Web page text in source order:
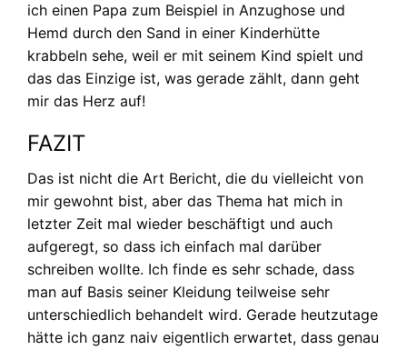
ich einen Papa zum Beispiel in Anzughose und
Hemd durch den Sand in einer Kinderhütte
krabbeln sehe, weil er mit seinem Kind spielt und
das das Einzige ist, was gerade zählt, dann geht
mir das Herz auf!
FAZIT
Das ist nicht die Art Bericht, die du vielleicht von
mir gewohnt bist, aber das Thema hat mich in
letzter Zeit mal wieder beschäftigt und auch
aufgeregt, so dass ich einfach mal darüber
schreiben wollte. Ich finde es sehr schade, dass
man auf Basis seiner Kleidung teilweise sehr
unterschiedlich behandelt wird. Gerade heutzutage
hätte ich ganz naiv eigentlich erwartet, dass genau